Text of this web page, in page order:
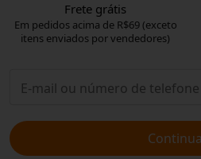
Frete grátis
Em pedidos acima de R$69 (exceto
itens enviados por vendedores)